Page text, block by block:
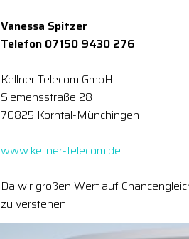
Vanessa Spitzer
Telefon 07150 9430 276
Kellner Telecom GmbH
Siemensstraße 28
70825 Korntal-Münchingen
www.kellner-telecom.de
Da wir großen Wert auf
zu verstehen.